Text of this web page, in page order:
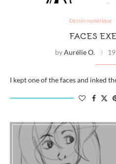
Dessin numérique
FACES
byAurélie O.
I kept one of the faces and inked